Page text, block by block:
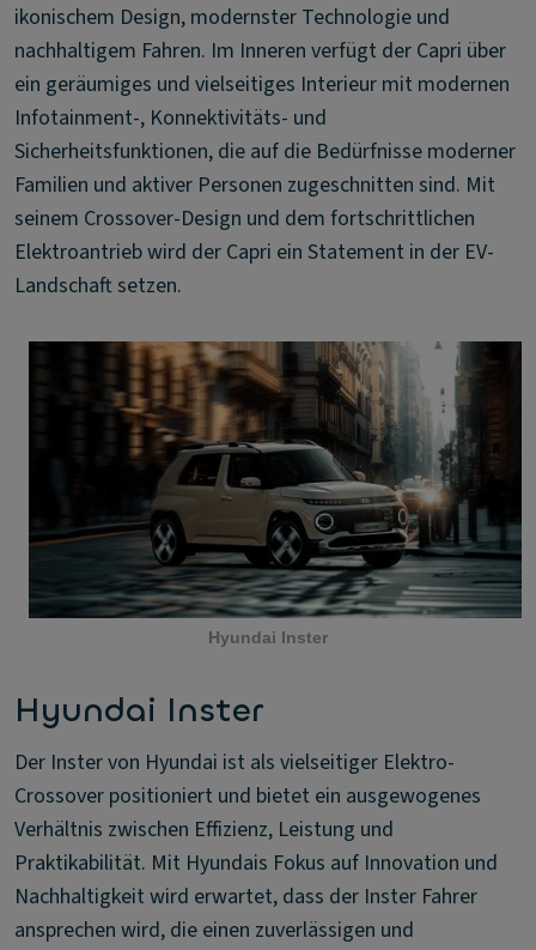
ikonischem Design, modernster Technologie und
nachhaltigem Fahren. Im Inneren verfügt der Capri über
ein geräumiges und vielseitiges Interieur mit modernen
Infotainment-, Konnektivitäts- und
Sicherheitsfunktionen, die auf die Bedürfnisse moderner
Familien und aktiver Personen zugeschnitten sind. Mit
seinem Crossover-Design und dem fortschrittlichen
Elektroantrieb wird der Capri ein Statement in der EV-
Landschaft setzen.
Hyundai Inster
Hyundai Inster
Der Inster von Hyundai ist als vielseitiger Elektro-
Crossover positioniert und bietet ein ausgewogenes
Verhältnis zwischen Effizienz, Leistung und
Praktikabilität. Mit Hyundais Fokus auf Innovation und
Nachhaltigkeit wird erwartet, dass der Inster Fahrer
ansprechen wird, die einen zuverlässigen und